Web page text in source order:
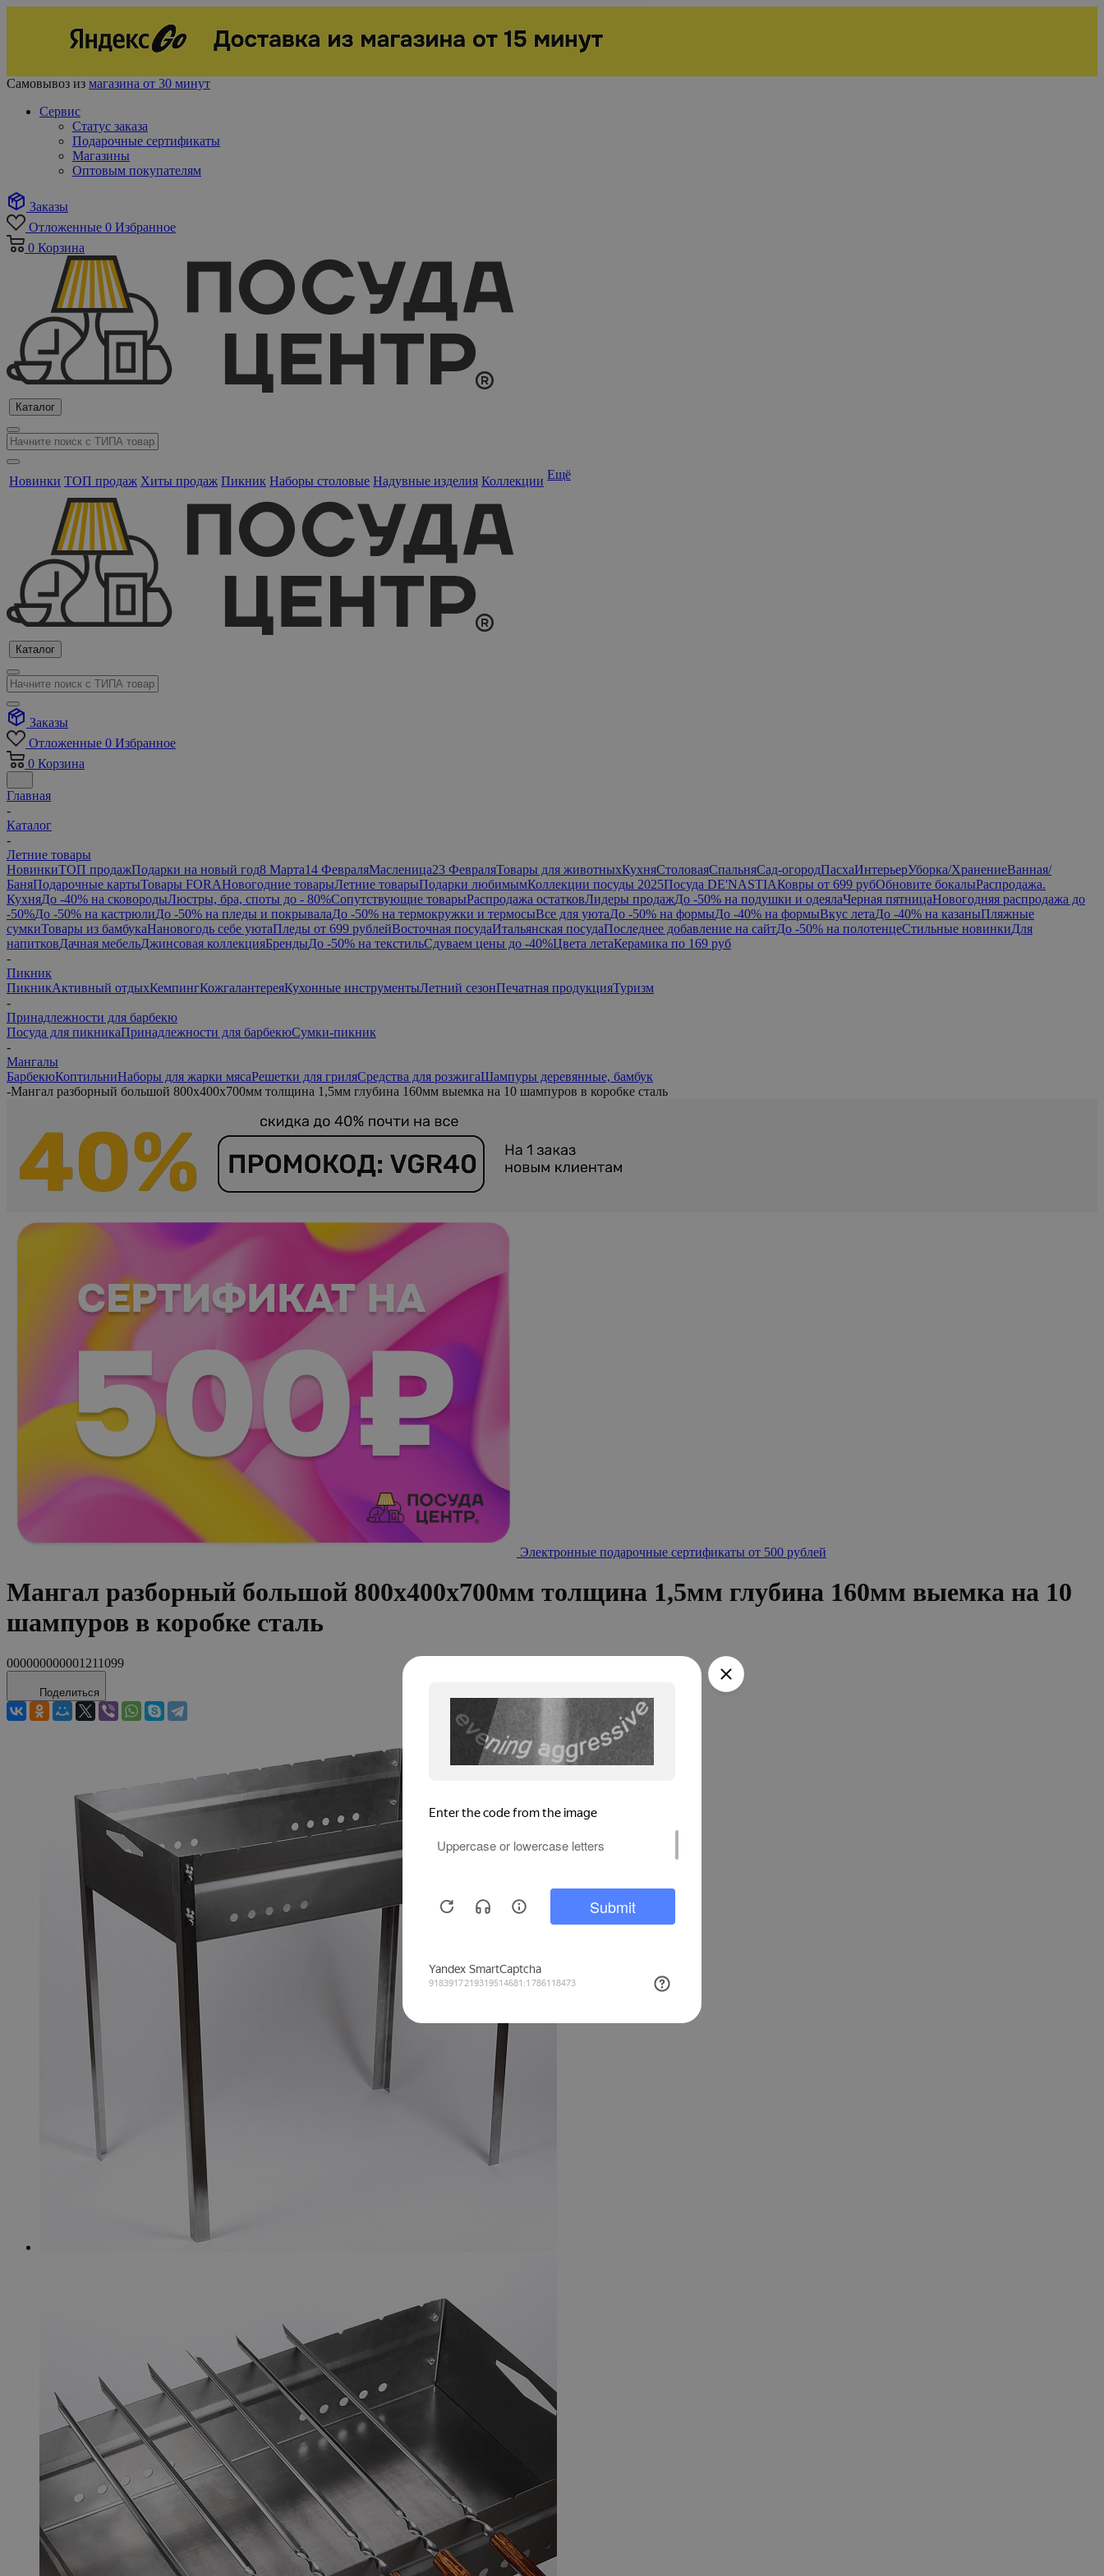
Самовывоз из магазина от 30 минут
Сервис
Статус заказа
Подарочные сертификаты
Магазины
Оптовым покупателям
Заказы
Отложенные 0 Избранное
0 Корзина
Каталог
Новинки ТОП продаж Хиты продаж Пикник Наборы столовые Надувные изделия Коллекции Ещё
Каталог
Заказы
Отложенные 0 Избранное
0 Корзина
Главная
-
Каталог
-
Летние товары
НовинкиТОП продажПодарки на новый год8 Марта14 ФевраляМасленица23 ФевраляТовары для животныхКухняСтоловаяСпальняСад-огородПасхаИнтерьерУборка/ХранениеВанная/
БаняПодарочные картыТовары FORAНовогодние товарыЛетние товарыПодарки любимымКоллекции посуды 2025Посуда DE'NASTIAКовры от 699 рубОбновите бокалыРаспродажа.
КухняДо -40% на сковородыЛюстры, бра, споты до - 80%Сопутствующие товарыРаспродажа остатковЛидеры продажДо -50% на подушки и одеялаЧерная пятницаНовогодняя распродажа до
-50%До -50% на кастрюлиДо -50% на пледы и покрывалаДо -50% на термокружки и термосыВсе для уютаДо -50% на формыДо -40% на формыВкус летаДо -40% на казаныПляжные
сумкиТовары из бамбукаНановогодь себе уютаПледы от 699 рублейВосточная посудаИтальянская посудаПоследнее добавление на сайтДо -50% на полотенцеСтильные новинкиДля
напитковДачная мебельДжинсовая коллекцияБрендыДо -50% на текстильСдуваем цены до -40%Цвета летаКерамика по 169 руб
-
Пикник
ПикникАктивный отдыхКемпингКожгалантереяКухонные инструментыЛетний сезонПечатная продукцияТуризм
-
Принадлежности для барбекю
Посуда для пикникаПринадлежности для барбекюСумки-пикник
-
Мангалы
БарбекюКоптильниНаборы для жарки мясаРешетки для гриляСредства для розжигаШампуры деревянные, бамбук
-Мангал разборный большой 800х400х700мм толщина 1,5мм глубина 160мм выемка на 10 шампуров в коробке сталь
Электронные подарочные сертификаты от 500 рублей
Мангал разборный большой 800х400х700мм толщина 1,5мм глубина 160мм выемка на 10
шампуров в коробке сталь
000000000001211099
Поделиться